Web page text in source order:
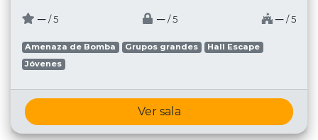
─ / 5 ─ / 5 ─ / 5
Amenaza de Bomba Grupos grandes
Hall Escape
Jóvenes
Ver sala